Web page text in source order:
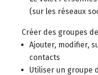
(sur les réseaux
Créer des groupes
Ajouter, modifier,
contacts
Utiliser un groupe